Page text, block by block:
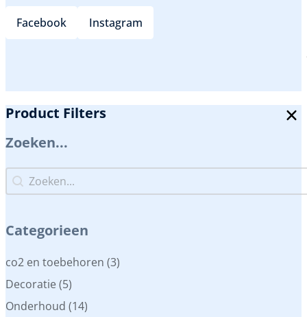
Facebook Instagram
Product Filters
Zoeken...
Zoeken...
Zoeken...
Categorieen
Categorieen
co2 en toebehoren (3)
Decoratie (5)
Onderhoud (14)